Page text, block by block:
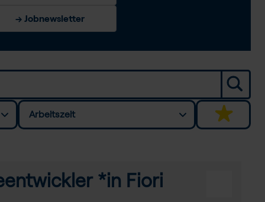
→ Jobnewsletter
Arbeitszeit
*in Fiori